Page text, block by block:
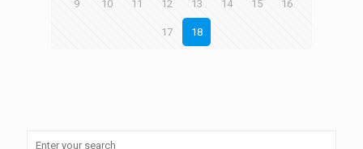
9 10 11 12 13 14 15 16
17 18